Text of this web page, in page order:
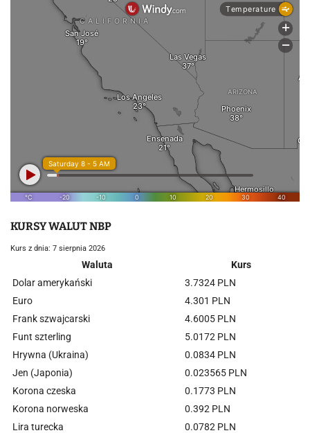
KURSY WALUT NBP
Kurs z dnia: 7 sierpnia 2026
Waluta
Kurs
Dolar amerykański
3.7324 PLN
Euro
4.301 PLN
Frank szwajcarski
4.6005 PLN
Funt szterling
5.0172 PLN
Hrywna (Ukraina)
0.0834 PLN
Jen (Japonia)
0.023565 PLN
Korona czeska
0.1773 PLN
Korona norweska
0.392 PLN
Lira turecka
0.0782 PLN